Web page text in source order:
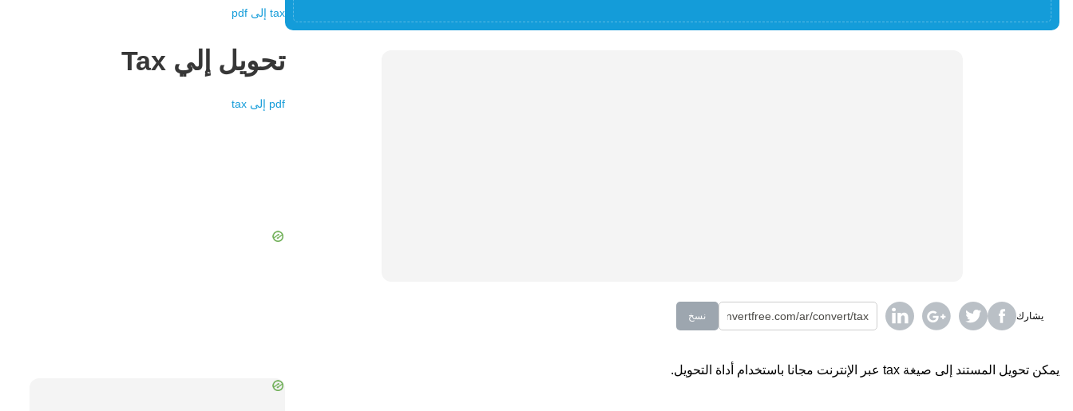
يشارك نسخ
يمكن تحويل المستند إلى صيغة tax عبر الإنترنت مجانا باستخدام أداة التحويل.
tax إلى pdf
تحويل إلي Tax
pdf إلى tax